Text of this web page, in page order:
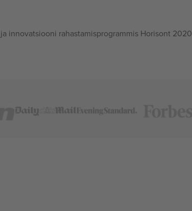
innovatsiooni rahastamisprogrammis Horisont 2020